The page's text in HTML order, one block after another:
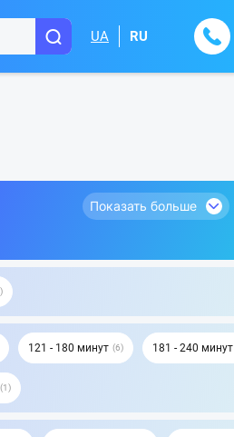
UA RU
Показать больше
121 - 180 минут 6 181 - 240 минут
1